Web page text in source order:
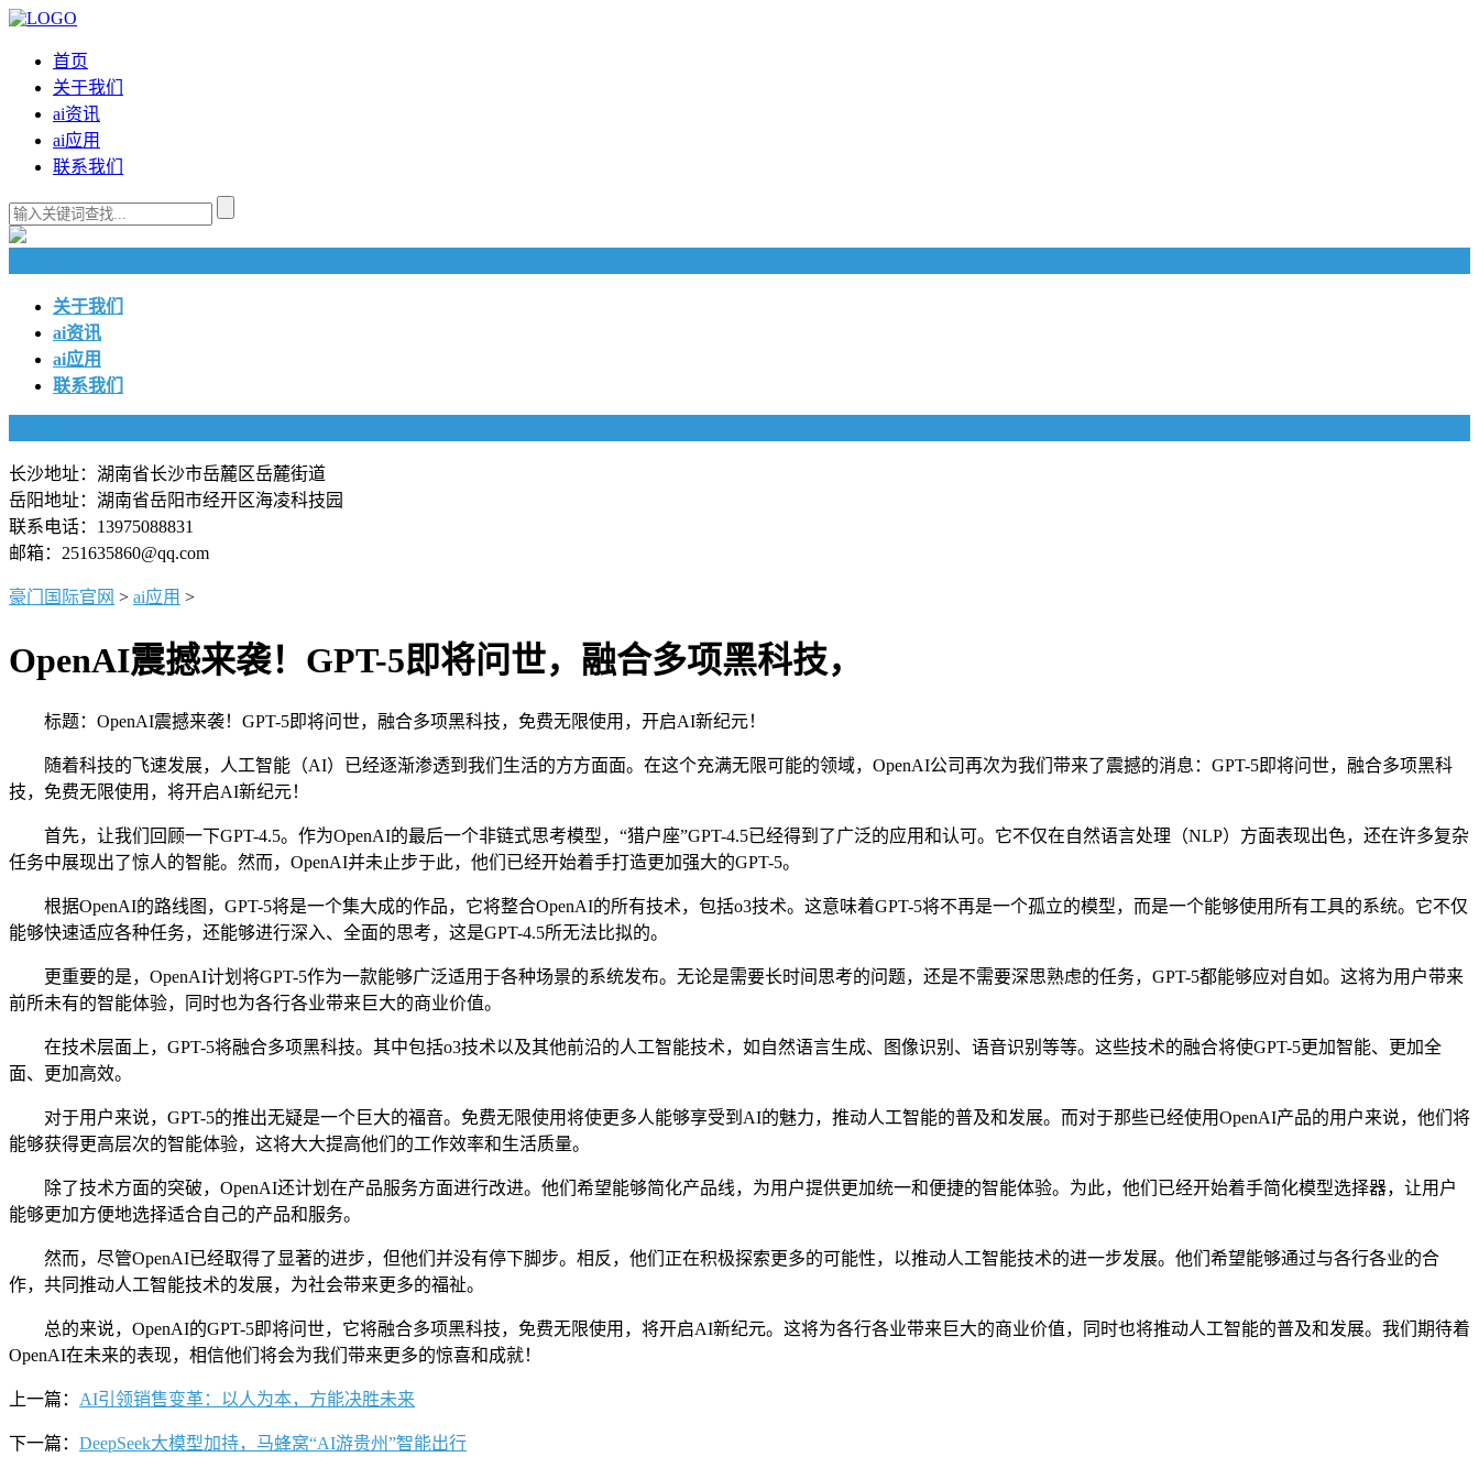
首页
关于我们
ai资讯
ai应用
联系我们
关于我们
ai资讯
ai应用
联系我们
长沙地址：湖南省长沙市岳麓区岳麓街道
岳阳地址：湖南省岳阳市经开区海凌科技园
联系电话：13975088831
邮箱：251635860@qq.com
豪门国际官网 > ai应用 >
OpenAI震撼来袭！GPT-5即将问世，融合多项黑科技，
标题：OpenAI震撼来袭！GPT-5即将问世，融合多项黑科技，免费无限使用，开启AI新纪元！
随着科技的飞速发展，人工智能（AI）已经逐渐渗透到我们生活的方方面面。在这个充满无限可能的领域，OpenAI公司再次为我们带来了震撼的消息：GPT-5即将问世，融合多项黑科
技，免费无限使用，将开启AI新纪元！
首先，让我们回顾一下GPT-4.5。作为OpenAI的最后一个非链式思考模型，“猎户座”GPT-4.5已经得到了广泛的应用和认可。它不仅在自然语言处理（NLP）方面表现出色，还在许多复杂
任务中展现出了惊人的智能。然而，OpenAI并未止步于此，他们已经开始着手打造更加强大的GPT-5。
根据OpenAI的路线图，GPT-5将是一个集大成的作品，它将整合OpenAI的所有技术，包括o3技术。这意味着GPT-5将不再是一个孤立的模型，而是一个能够使用所有工具的系统。它不仅
能够快速适应各种任务，还能够进行深入、全面的思考，这是GPT-4.5所无法比拟的。
更重要的是，OpenAI计划将GPT-5作为一款能够广泛适用于各种场景的系统发布。无论是需要长时间思考的问题，还是不需要深思熟虑的任务，GPT-5都能够应对自如。这将为用户带来
前所未有的智能体验，同时也为各行各业带来巨大的商业价值。
在技术层面上，GPT-5将融合多项黑科技。其中包括o3技术以及其他前沿的人工智能技术，如自然语言生成、图像识别、语音识别等等。这些技术的融合将使GPT-5更加智能、更加全
面、更加高效。
对于用户来说，GPT-5的推出无疑是一个巨大的福音。免费无限使用将使更多人能够享受到AI的魅力，推动人工智能的普及和发展。而对于那些已经使用OpenAI产品的用户来说，他们将
能够获得更高层次的智能体验，这将大大提高他们的工作效率和生活质量。
除了技术方面的突破，OpenAI还计划在产品服务方面进行改进。他们希望能够简化产品线，为用户提供更加统一和便捷的智能体验。为此，他们已经开始着手简化模型选择器，让用户
能够更加方便地选择适合自己的产品和服务。
然而，尽管OpenAI已经取得了显著的进步，但他们并没有停下脚步。相反，他们正在积极探索更多的可能性，以推动人工智能技术的进一步发展。他们希望能够通过与各行各业的合
作，共同推动人工智能技术的发展，为社会带来更多的福祉。
总的来说，OpenAI的GPT-5即将问世，它将融合多项黑科技，免费无限使用，将开启AI新纪元。这将为各行各业带来巨大的商业价值，同时也将推动人工智能的普及和发展。我们期待着
OpenAI在未来的表现，相信他们将会为我们带来更多的惊喜和成就！
上一篇： AI引领销售变革：以人为本，方能决胜未来
下一篇： DeepSeek大模型加持，马蜂窝“AI游贵州”智能出行